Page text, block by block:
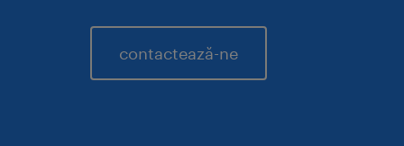
contactează-ne